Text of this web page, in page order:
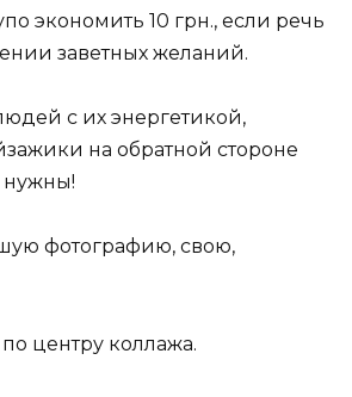
экономить 10 грн., если речь
заветных желаний.
с их энергетикой,
на обратной стороне
нужны!
фотографию, свою,
центру коллажа.